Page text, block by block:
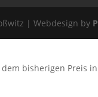
| Webdesign by
bisherigen Preis